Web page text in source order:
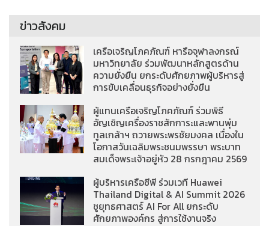
ข่าวสังคม
เครือเจริญโภคภัณฑ์ หารือจุฬาลงกรณ์
มหาวิทยาลัย ร่วมพัฒนาหลักสูตรด้าน
ความยั่งยืน ยกระดับศักยภาพผู้บริหารสู่
การขับเคลื่อนธุรกิจอย่างยั่งยืน
ผู้แทนเครือเจริญโภคภัณฑ์ ร่วมพิธี
อัญเชิญเครื่องราชสักการะและพานพุ่ม
ทูลเกล้าฯ ถวายพระพรชัยมงคล เนื่องใน
โอกาสวันเฉลิมพระชนมพรรษา พระบาท
สมเด็จพระเจ้าอยู่หัว 28 กรกฎาคม 2569
ผู้บริหารเครือซีพี ร่วมเวที Huawei
Thailand Digital & AI Summit 2026
ชูยุทธศาสตร์ AI For All ยกระดับ
ศักยภาพองค์กร สู่การใช้งานจริง